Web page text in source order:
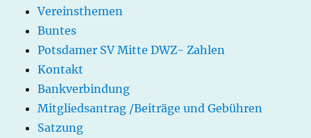
Vereinsthemen
Buntes
Potsdamer SV Mitte DWZ- Zahlen
Kontakt
Bankverbindung
Mitgliedsantrag /Beiträge und Gebühren
Satzung